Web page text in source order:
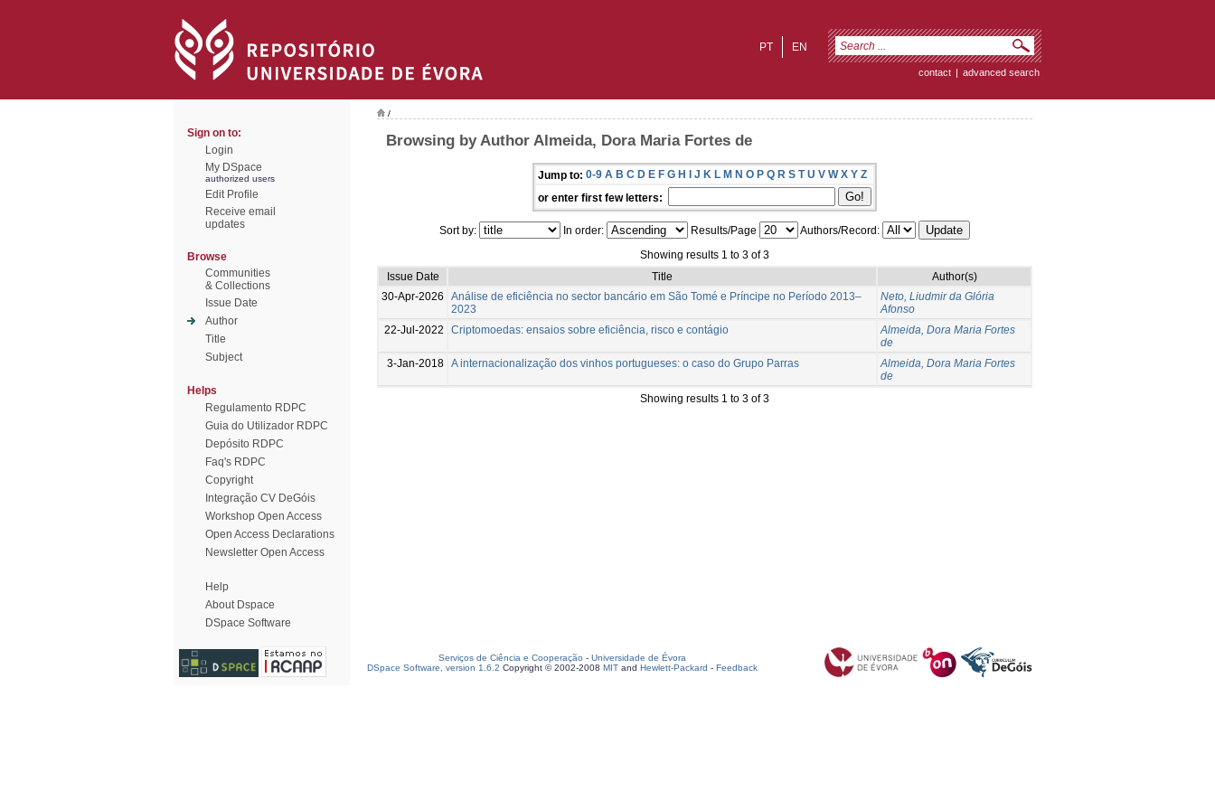
EN
PT
contact | advanced search
Sign on to:
Login
My DSpace
authorized users
Edit Profile
Receive email
updates
Browse
Communities
& Collections
Issue Date
Author
Title
Subject
Helps
Regulamento RDPC
Guia do Utilizador RDPC
Depósito RDPC
Faq's RDPC
Copyright
Integração CV DeGóis
Workshop Open Access
Open Access Declarations
Newsletter Open Access
Help
About Dspace
DSpace Software
/
Browsing by Author Almeida, Dora Maria Fortes de
Jump to: 0-9 A B C D E F G H I J K L M N O P Q R S T U V W X Y Z
or enter first few letters:
Sort by: In order: Results/Page
Authors/Record:
Showing results 1 to 3 of 3
Issue Date
Title
Author(s)
30-Apr-2026
Análise de eficiência no sector bancário em São Tomé e Príncipe no Período 2013–
2023
Neto, Liudmir da Glória
Afonso
22-Jul-2022
Criptomoedas: ensaios sobre eficiência, risco e contágio
Almeida, Dora Maria Fortes
de
3-Jan-2018 A internacionalização dos vinhos portugueses: o caso do Grupo Parras
Almeida, Dora Maria Fortes
de
Showing results 1 to 3 of 3
Serviços de Ciência e Cooperação - Universidade de Évora
DSpace Software, version 1.6.2 Copyright © 2002-2008 MIT and Hewlett-Packard - Feedback